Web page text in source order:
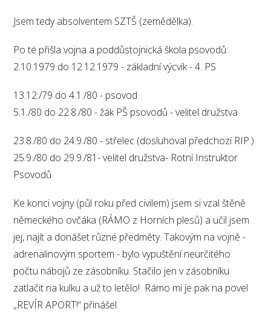
Jsem tedy absolventem SZTŠ (zemědělka).
Po té přišla vojna a poddůstojnická škola psovodů:
2.10.1979 do 12.12.1979 - základní výcvik - 4. PS
13.12./79 do 4.1./80 - psovod
5.1./80 do 22.8./80 - žák PŠ psovodů - velitel družstva
23.8./80 do 24.9./80 - střelec (dosluhoval předchozí RIP.)
25.9./80 do 29.9./81- velitel družstva- Rotní Instruktor
Psovodů
Ke konci vojny (půl roku před civilem) jsem si vzal štěně
německého ovčáka (RÁMO z Horních plesů) a učil jsem
jej, najít a donášet různé předměty. Takovým na vojně -
adrenalinovým sportem - bylo vypuštění neurčitého
počtu nábojů ze zásobníku. Stačilo jen v zásobníku
zatlačit na kulku a už to letělo! Rámo mi je pak na povel
„REVÍR APORT!“ přinášel.